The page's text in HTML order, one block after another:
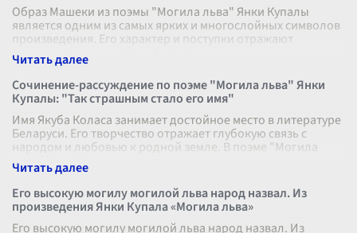
Образ Машеки из поэмы "Могила льва" Янки Купалы
является одним из самых ярких и многослойных символов
произведения. Его характер и поступки отражают
сложную душевную борьбу, патрио
Сочинение-рассуждение по поэме "Могила льва" Янки
Купалы: "Так страшным стало его имя"
Имя Якуба Коласа занимает достойное место в литературе
Беларуси. Его творчество отражает глубокую связь с
народом и любовью к родной земле. В поэме "Могила
льва" Янки Купалы подним
Его высокую могилу могилой льва народ назвал. Из
произведения Янки Купала «Могила льва»
Его высокую могилу могилой льва народ назвал. Из